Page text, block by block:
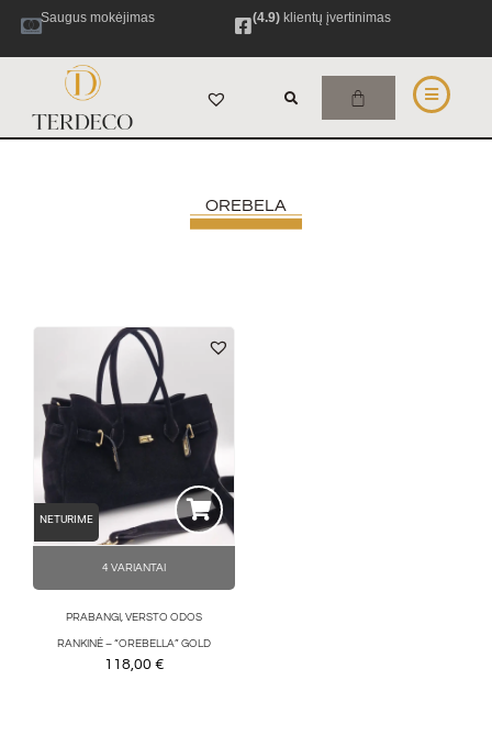
Saugus mokėjimas (4.9)klientų įvertinimas
OREBELA
NETURIME
4 VARIANTAI
PRABANGI, VERSTO ODOS
RANKINĖ – “OREBELLA” GOLD
118,00 €